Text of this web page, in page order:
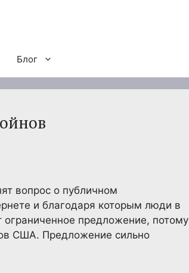
Блог
вопрос о публичном
и благодаря которым люди в
ограниченное предложение, потому
США. Предложение сильно